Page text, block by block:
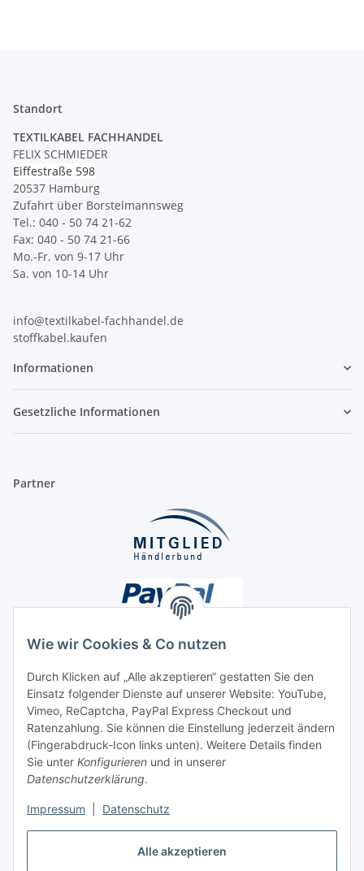
Alle akzeptieren
Wie wir Cookies & Co nutzen
Durch Klicken auf „Alle akzeptieren“ gestatten Sie den
Einsatz folgender Dienste auf unserer Website: YouTube,
Vimeo, ReCaptcha, PayPal Express Checkout und
Ratenzahlung. Sie können die Einstellung jederzeit ändern
(Fingerabdruck-Icon links unten). Weitere Details finden
Sie unter Konfigurieren und in unserer
Datenschutzerklärung.
Impressum Datenschutz
Standort
TEXTILKABEL FACHHANDEL
FELIX SCHMIEDER
Eiffestraße 598
20537 Hamburg
Zufahrt über Borstelmannsweg
Tel.: 040 - 50 74 21-62
Fax: 040 - 50 74 21-66
Mo.-Fr. von 9-17 Uhr
Sa. von 10-14 Uhr
info@textilkabel-fachhandel.de
stoffkabel.kaufen
Informationen
Gesetzliche Informationen
Partner
Unsere Seiten
Social Media
Vertrag widerrufen